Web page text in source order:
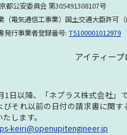
都公安委員会 第305491308107号
（電気通信工事業）国土交通大臣許可
発行事業者登録番号:T5100001012979
アイティー
1日以降、「ネプラス株式会社」
びそれ以前の日付の請求書に関す
します。
keiri@openupitengineer.jp